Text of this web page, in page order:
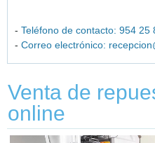
- Teléfono de contacto: 954 25
- Correo electrónico:
Venta de
online